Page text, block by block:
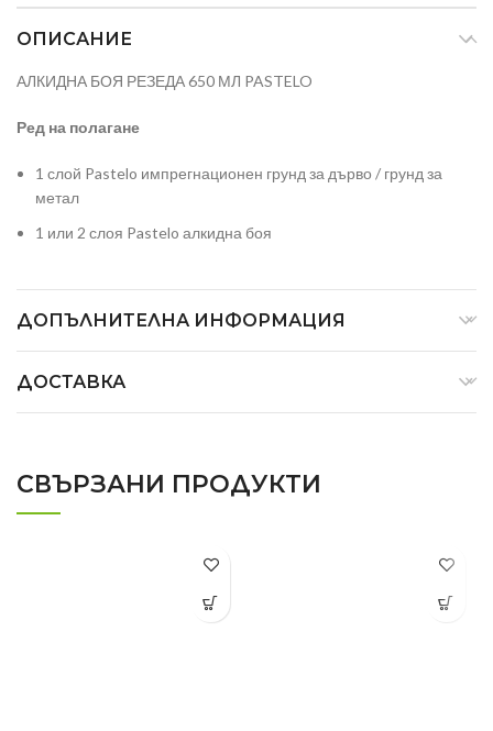
ОПИСАНИЕ
АЛКИДНА БОЯ РЕЗЕДА 650 МЛ PASTELO
Ред на полагане
1 слой Pastelo импрегнационен грунд за дърво / грунд за
метал
1 или 2 слоя Pastelo алкидна боя
ДОПЪЛНИТЕЛНА ИНФОРМАЦИЯ
ДОСТАВКА
СВЪРЗАНИ ПРОДУКТИ